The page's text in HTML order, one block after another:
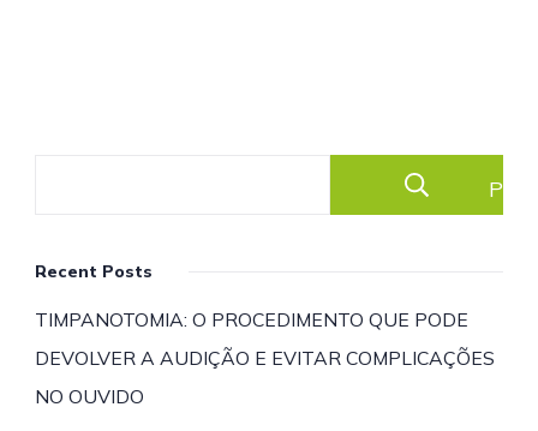
Recent Posts
TIMPANOTOMIA: O PROCEDIMENTO QUE PODE
DEVOLVER A AUDIÇÃO E EVITAR COMPLICAÇÕES
NO OUVIDO